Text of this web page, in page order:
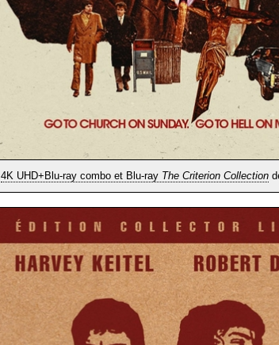
4K UHD+Blu-ray combo et Blu-ray The Criterion Collection